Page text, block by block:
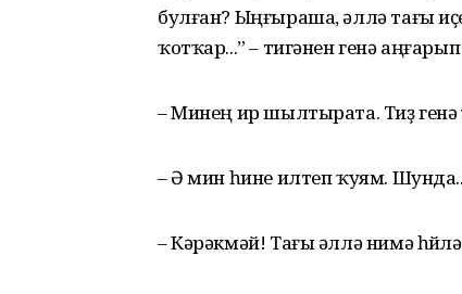
булған? Ыңғыраша, әллә тағы
ҡотҡар...” – тигәнен генә
– Минең ир шылтырата. Тиҙ
– Ә мин һине илтеп ҡуям.
– Кәрәкмәй! Тағы әллә нимә